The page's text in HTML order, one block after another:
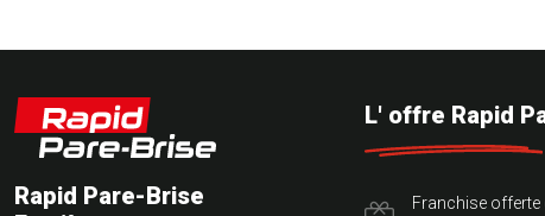
Rapid Pare-Brise
L' offre Rapid
Franchise offerte